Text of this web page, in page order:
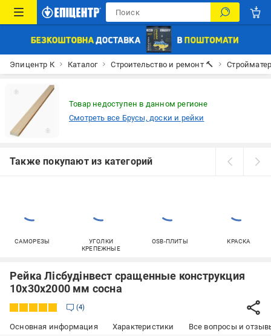
Эпицентр К Каталог Строительство и ремонт 🔨
Товар недоступен в данном регионе
Смотреть все Брусы, доски и рейки
Также покупают из категорий
САМОРЕЗЫ
УГОЛКИ
КРЕПЕЖНЫЕ
OSB-ПЛИТЫ КРАСКА
Рейка Лісбудінвест сращенные конструкция
10х30х2000 мм сосна
4
Основная информация Характеристики Все вопросы и